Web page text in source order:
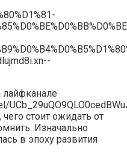
стоит ожидать от
Изначально
в эпоху развития